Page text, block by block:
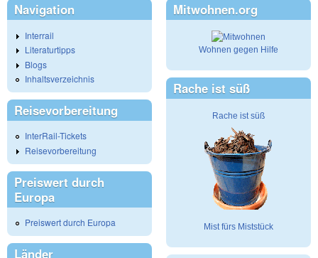
Navigation
Interrail
Literaturtipps
Blogs
Inhaltsverzeichnis
Reisevorbereitung
InterRail-Tickets
Reisevorbereitung
Preiswert durch
Europa
Preiswert durch Europa
Länder
Mitwohnen.org
Wohnen gegen Hilfe
Rache ist süß
Rache ist süß
Mist fürs Miststück